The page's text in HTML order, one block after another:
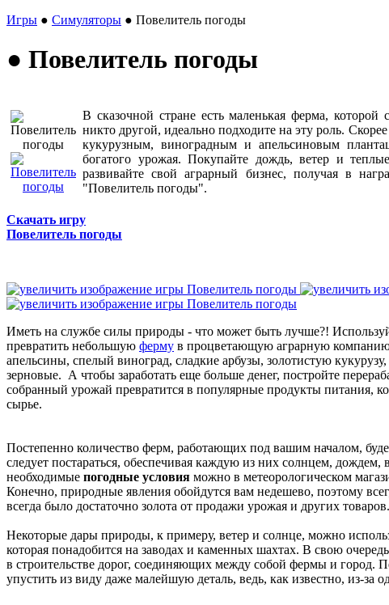
Игры ● Симуляторы ● Повелитель погоды
● Повелитель погоды
В сказочной стране есть маленькая ферма,
никто другой, идеально подходите на эту роль.
кукурузным, виноградным и апельсиновым
богатого урожая. Покупайте дождь, ветер и
развивайте свой аграрный бизнес, получая в
"Повелитель погоды".
Скачать игру
Повелитель погоды
Иметь на службе силы природы - что может быть лучше?!
превратить небольшую ферму в процветающую аграрную
апельсины, спелый виноград, сладкие арбузы, золотистую
зерновые. А чтобы заработать еще больше денег, постройте
собранный урожай превратится в популярные продукты питания,
сырье.
Постепенно количество ферм, работающих под вашим началом,
следует постараться, обеспечивая каждую из них солнцем,
необходимые погодные условия можно в метеорологическом
Конечно, природные явления обойдутся вам недешево, поэтому
всегда было достаточно золота от продажи урожая и других товаров.
Некоторые дары природы, к примеру, ветер и солнце, можно
которая понадобится на заводах и каменных шахтах. В свою
в строительстве дорог, соединяющих между собой фермы и город.
упустить из виду даже малейшую деталь, ведь, как известно, из-за